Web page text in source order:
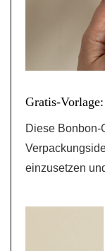
Gratis-
Diese Bonbon-
einzusetzen